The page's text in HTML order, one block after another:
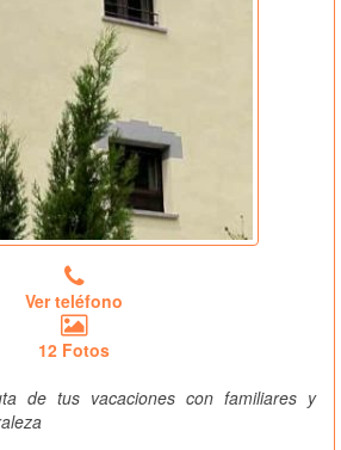
Ver teléfono
12 Fotos
de tus vacaciones con familiares y